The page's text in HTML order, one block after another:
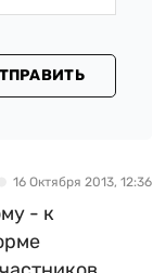
16 Октября 2013, 12:36
- к